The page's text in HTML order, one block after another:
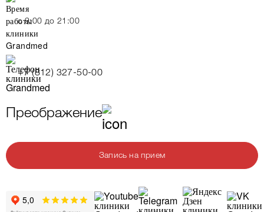
c 9:00 до 21:00
+7 (812) 327-50-00
Преображение
Запись на прием